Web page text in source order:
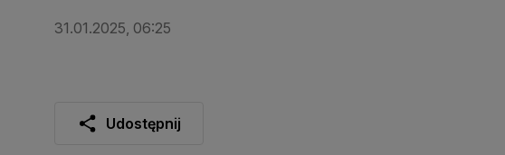
31.01.2025, 06:25
Udostępnij